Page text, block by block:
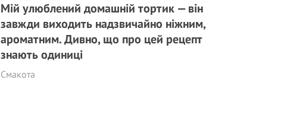
Мій улюблений домашній тортик — він
завжди виходить надзвичайно ніжним,
ароматним. Дивно, що про цей рецепт
знають одиниці
Смакота